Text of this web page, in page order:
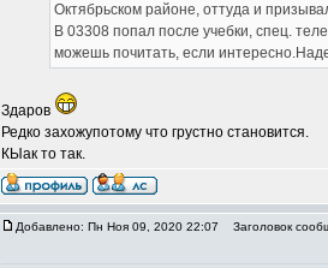
Октябрьском районе, оттуда и
В 03308 попал после учебки, спец.
можешь почитать, если
Здаров
Редко захожупотому что грустно становится.
КЫак то так.
Добавлено: Пн Ноя 09, 2020 22:07 Заголовок